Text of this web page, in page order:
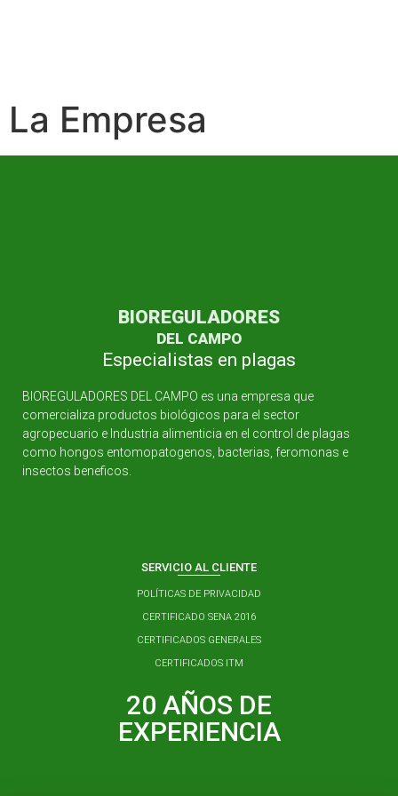
La Empresa
BIOREGULADORES
DEL CAMPO
Especialistas en plagas
BIOREGULADORES DEL CAMPO es una empresa que
comercializa productos biológicos para el sector
agropecuario e Industria alimenticia en el control de plagas
como hongos entomopatogenos, bacterias, feromonas e
insectos beneficos.
SERVICIO AL CLIENTE
POLÍTICAS DE PRIVACIDAD
CERTIFICADO SENA 2016
CERTIFICADOS GENERALES
CERTIFICADOS ITM
20 AÑOS DE
EXPERIENCIA